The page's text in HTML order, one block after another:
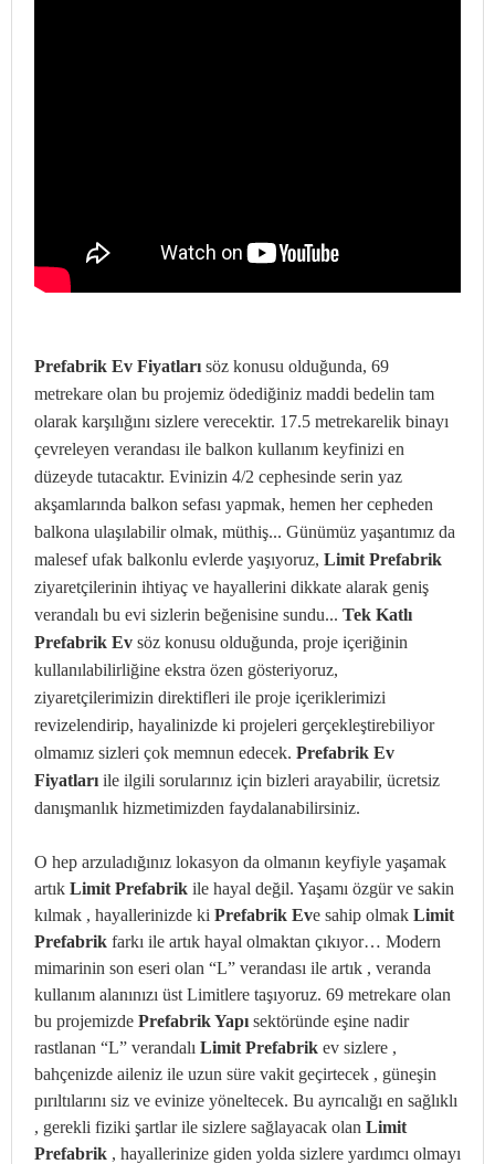
Prefabrik Ev Fiyatları söz konusu olduğunda, 69
metrekare olan bu projemiz ödediğiniz maddi bedelin tam
olarak karşılığını sizlere verecektir. 17.5 metrekarelik binayı
çevreleyen verandası ile balkon kullanım keyfinizi en
düzeyde tutacaktır. Evinizin 4/2 cephesinde serin yaz
akşamlarında balkon sefası yapmak, hemen her cepheden
balkona ulaşılabilir olmak, müthiş... Günümüz yaşantımız da
malesef ufak balkonlu evlerde yaşıyoruz, Limit Prefabrik
ziyaretçilerinin ihtiyaç ve hayallerini dikkate alarak geniş
verandalı bu evi sizlerin beğenisine sundu... Tek Katlı
Prefabrik Ev söz konusu olduğunda, proje içeriğinin
kullanılabilirliğine ekstra özen gösteriyoruz,
ziyaretçilerimizin direktifleri ile proje içeriklerimizi
revizelendirip, hayalinizde ki projeleri gerçekleştirebiliyor
olmamız sizleri çok memnun edecek. Prefabrik Ev
Fiyatları ile ilgili sorularınız için bizleri arayabilir, ücretsiz
danışmanlık hizmetimizden faydalanabilirsiniz.
O hep arzuladığınız lokasyon da olmanın keyfiyle yaşamak
artık Limit Prefabrik ile hayal değil. Yaşamı özgür ve sakin
kılmak , hayallerinizde ki Prefabrik Eve sahip olmak Limit
Prefabrik farkı ile artık hayal olmaktan çıkıyor… Modern
mimarinin son eseri olan “L” verandası ile artık , veranda
kullanım alanınızı üst Limitlere taşıyoruz. 69 metrekare olan
bu projemizde Prefabrik Yapı sektöründe eşine nadir
rastlanan “L” verandalı Limit Prefabrik ev sizlere ,
bahçenizde aileniz ile uzun süre vakit geçirtecek , güneşin
pırıltılarını siz ve evinize yöneltecek. Bu ayrıcalığı en sağlıklı
, gerekli fiziki şartlar ile sizlere sağlayacak olan Limit
Prefabrik , hayallerinize giden yolda sizlere yardımcı olmayı